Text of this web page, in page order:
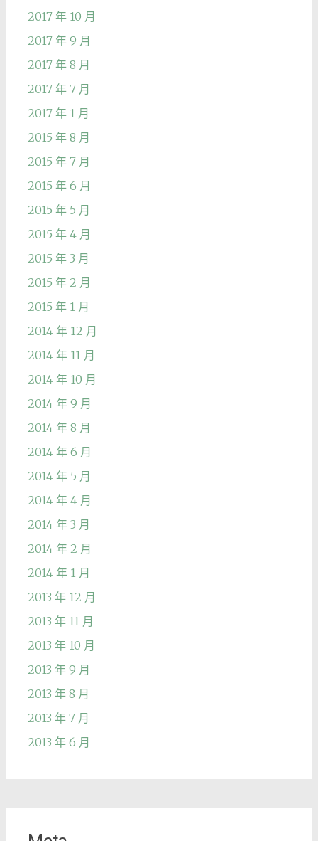
2017 年 10 月
2017 年 9 月
2017 年 8 月
2017 年 7 月
2017 年 1 月
2015 年 8 月
2015 年 7 月
2015 年 6 月
2015 年 5 月
2015 年 4 月
2015 年 3 月
2015 年 2 月
2015 年 1 月
2014 年 12 月
2014 年 11 月
2014 年 10 月
2014 年 9 月
2014 年 8 月
2014 年 6 月
2014 年 5 月
2014 年 4 月
2014 年 3 月
2014 年 2 月
2014 年 1 月
2013 年 12 月
2013 年 11 月
2013 年 10 月
2013 年 9 月
2013 年 8 月
2013 年 7 月
2013 年 6 月